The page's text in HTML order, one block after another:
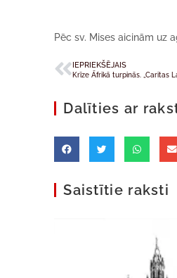
Pēc sv. Mises aicinām uz
IEPRIEKŠĒJAIS
Krīze Āfrikā turpinās. „Caritas
Dalīties ar
Saistītie raksti